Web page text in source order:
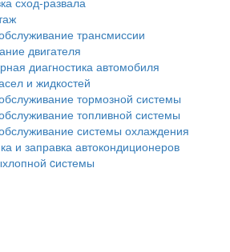
трансмиссии
двигателя
диагностика автомобиля
и жидкостей
тормозной системы
топливной системы
системы охлаждения
и заправка автокондиционеров
cистемы